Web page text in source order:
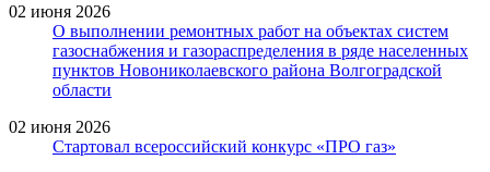
02 июня 2026
О выполнении ремонтных работ на объектах систем
газоснабжения и газораспределения в ряде населенных
пунктов Новониколаевского района Волгоградской
области
02 июня 2026
Стартовал всероссийский конкурс «ПРО газ»